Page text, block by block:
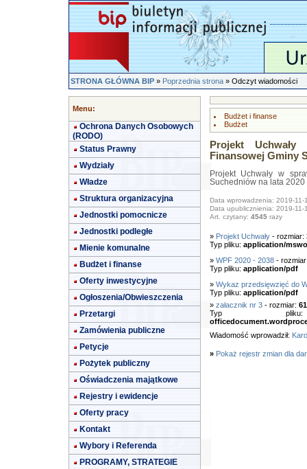
STRONA GŁÓWNA BIP»Poprzednia strona» Odczyt wiadomości
Menu:
Ochrona Danych Osobowych
(RODO)
Status Prawny
Wydziały
Władze
Struktura organizacyjna
Jednostki pomocnicze
Jednostki podległe
Mienie komunalne
Budżet i finanse
Oferty inwestycyjne
Ogłoszenia/Obwieszczenia
Przetargi
Zamówienia publiczne
Petycje
Pożytek publiczny
Oświadczenia majątkowe
Rejestry i ewidencje
Oferty pracy
Kontakt
Wybory i Referenda
PROGRAMY, STRATEGIE
Budżet i finanse
Budżet
Projekt
Finansowej Gminy
Projekt Uchwały w
Suchedniów na lata 2020
Data wprowadzenia: 2019-11-
Data upublicznienia: 2019-11-
Art. czytany: 4545razy
» Projekt Uchwały - rozmiar:
Typ pliku: application/
» WPF 2020 - 2038-
Typ pliku: application/pdf
» Wykaz przedsięwzięć do
Typ pliku: application/pdf
» załacznik nr 3- rozmiar:
Typ
Wiadomość wprowadził:
» Pokaż rejestr zmian dla